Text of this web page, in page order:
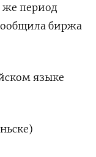
же период
биржа
языке